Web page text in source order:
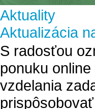
Aktuality
Aktualizácia
S radosťou
ponuku
vzdelania